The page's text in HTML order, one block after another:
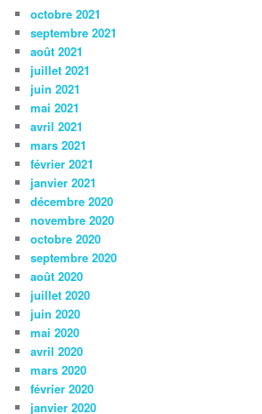
octobre 2021
septembre 2021
août 2021
juillet 2021
juin 2021
mai 2021
avril 2021
mars 2021
février 2021
janvier 2021
décembre 2020
novembre 2020
octobre 2020
septembre 2020
août 2020
juillet 2020
juin 2020
mai 2020
avril 2020
mars 2020
février 2020
janvier 2020